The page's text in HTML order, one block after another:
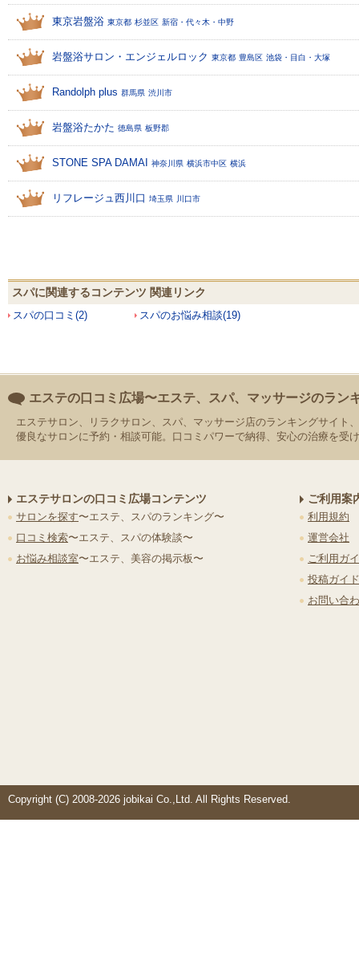
東京岩盤浴 東京都 杉並区 新宿・代々木・中野
岩盤浴サロン・エンジェルロック 東京都 豊島区 池袋・目白・大塚
Randolph plus 群馬県 渋川市
岩盤浴たかた 徳島県 板野郡
STONE SPA DAMAI 神奈川県 横浜市中区 横浜
リフレージュ西川口 埼玉県 川口市
スパに関連するコンテンツ 関連リンク
スパの口コミ(2) スパのお悩み相談(19)
エステの口コミ広場〜エステ、スパ、マッサージのラン
エステサロン、リラクサロン、スパ、マッサージ店のランキングサイト
優良なサロンに予約・相談可能。口コミパワーで納得、安心の治療を受
エステサロンの口コミ広場コンテンツ
サロンを探す〜エステ、スパのランキング〜
口コミ検索〜エステ、スパの体験談〜
お悩み相談室〜エステ、美容の掲示板〜
ご利用案
利用規約
運営会社
ご利用ガ
投稿ガイ
お問い合
Copyright (C) 2008-2026 jobikai Co.,Ltd. All Rights Reserved.